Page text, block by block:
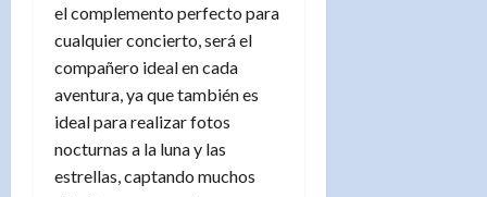
el complemento perfecto para
cualquier concierto, será el
compañero ideal en cada
aventura, ya que también es
ideal para realizar fotos
nocturnas a la luna y las
estrellas, captando muchos